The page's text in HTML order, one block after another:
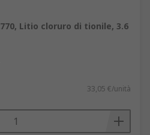
Litio cloruro di tionile, 3.6
33,05 €/unità